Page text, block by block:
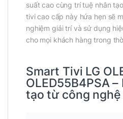
suất cao cùng trí tuệ nhân
tivi cao cấp này hứa hẹn sẽ
nghiệm giải trí và sử dụng
cho mọi khách hàng trong
Smart Tivi LG
OLED55B4PSA
tạo từ công